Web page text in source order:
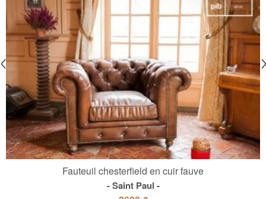
Fauteuil chesterfield en cuir fauve
Saint Paul